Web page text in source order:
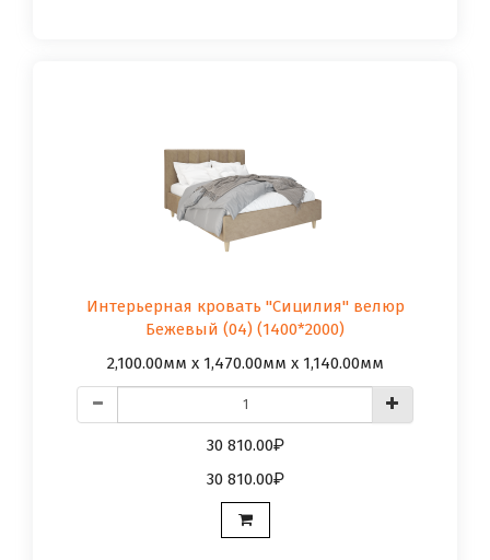
Интерьерная кровать "Сицилия" велюр
Бежевый (04) (1400*2000)
2,100.00мм x 1,470.00мм x 1,140.00мм
30 810.00
30 810.00